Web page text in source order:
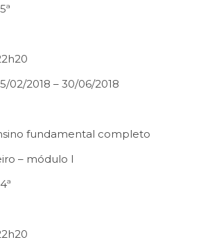
02/2018 – 30/06/2018
fundamental completo
– módulo I